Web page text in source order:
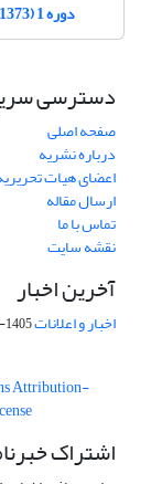
دوره 1 (1373)
دسترسی
صفحه اصلی
درباره نشریه
اعضای هیات
ارسال مقاله
تماس با ما
نقشه سایت
آخرین اخبار
اخبار و اعلانات1405-03-30
Attribution-
اشتراک